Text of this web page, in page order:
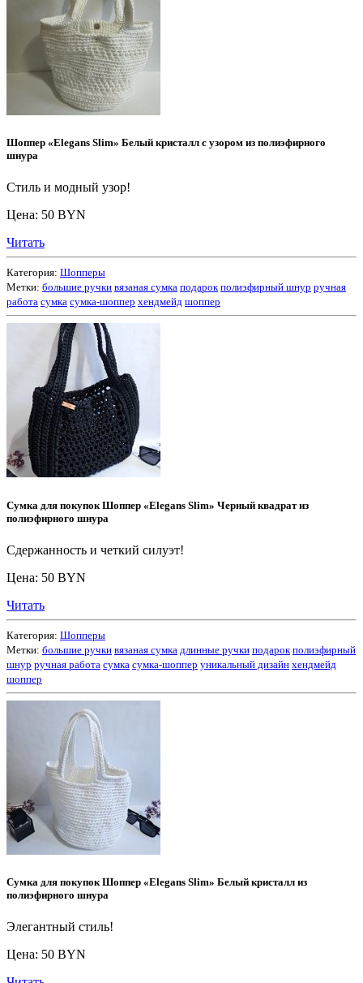
Шоппер «Elegans Slim» Белый кристалл с узором из полиэфирного
шнура
Стиль и модный узор!
Цена: 50 BYN
Читать
Категория: Шопперы
Метки: большие ручки вязаная сумка подарок полиэфирный шнур ручная
работа сумка сумка-шоппер хендмейд шоппер
Сумка для покупок Шоппер «Elegans Slim» Черный квадрат из
полиэфирного шнура
Сдержанность и четкий силуэт!
Цена: 50 BYN
Читать
Категория: Шопперы
Метки: большие ручки вязаная сумка длинные ручки подарок полиэфирный
шнур ручная работа сумка сумка-шоппер уникальный дизайн хендмейд
шоппер
Сумка для покупок Шоппер «Elegans Slim» Белый кристалл из
полиэфирного шнура
Элегантный стиль!
Цена: 50 BYN